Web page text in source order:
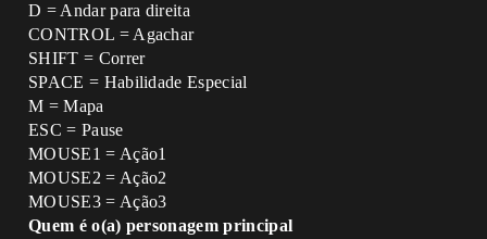
D = Andar para direita
CONTROL = Agachar
SHIFT = Correr
SPACE = Habilidade Especial
M = Mapa
ESC = Pause
MOUSE1 = Ação1
MOUSE2 = Ação2
MOUSE3 = Ação3
Quem é o(a) personagem principal